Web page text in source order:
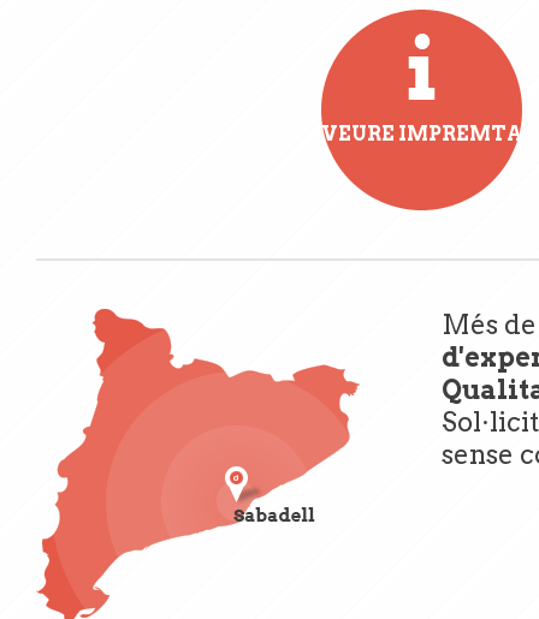
VEURE IMPREMTA
Més
sense